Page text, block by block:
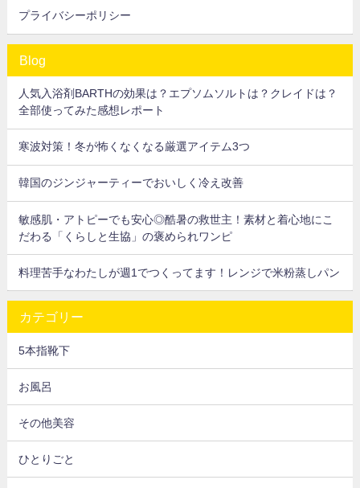
プライバシーポリシー
Blog
人気入浴剤BARTHの効果は？エプソムソルトは？クレイドは？
全部使ってみた感想レポート
寒波対策！冬が怖くなくなる厳選アイテム3つ
韓国のジンジャーティーでおいしく冷え改善
敏感肌・アトピーでも安心◎酷暑の救世主！素材と着心地にこ
だわる「くらしと生協」の褒められワンピ
料理苦手なわたしが週1でつくってます！レンジで米粉蒸しパン
カテゴリー
5本指靴下
お風呂
その他美容
ひとりごと